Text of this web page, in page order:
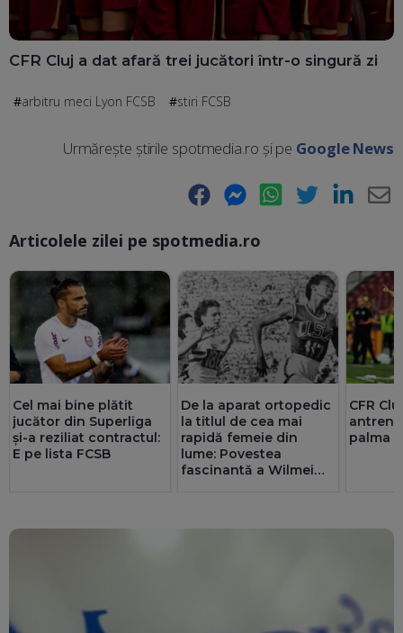
CFR Cluj a dat afară trei jucători într-o singură zi
arbitru meci Lyon FCSB stiri FCSB
Urmărește știrile spotmedia.ro și pe Google News
Facebook Messenger WhatsApp Twitter LinkedIn
Articolele zilei pe spotmedia.ro
Cel mai bine plătit
jucător din Superliga
și-a reziliat contractul:
E pe lista FCSB
De la aparat ortopedic
la titlul de cea mai
rapidă femeie din
lume: Povestea
fascinantă a Wilmei
CFR
palma